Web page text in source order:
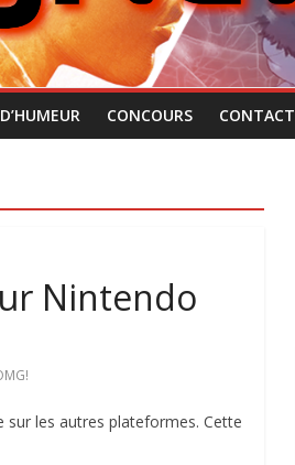
CONCOURS CONTACT
Nintendo
sur les autres plateformes. Cette